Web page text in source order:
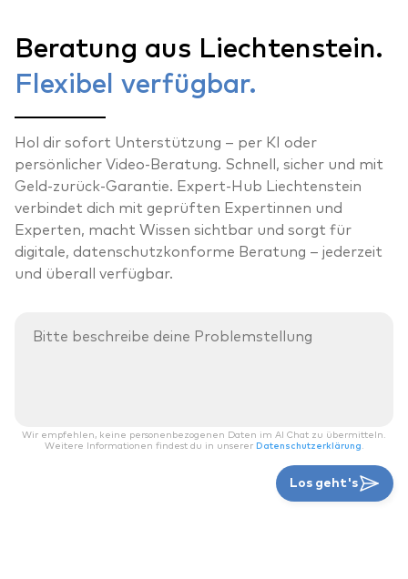
Beratung aus Liechtenstein.
Flexibel verfügbar.
Hol dir sofort Unterstützung – per KI oder
persönlicher Video-Beratung. Schnell, sicher und mit
Geld-zurück-Garantie. Expert-Hub Liechtenstein
verbindet dich mit geprüften Expertinnen und
Experten, macht Wissen sichtbar und sorgt für
digitale, datenschutzkonforme Beratung – jederzeit
und überall verfügbar.
Wir empfehlen, keine personenbezogenen Daten im AI Chat zu übermitteln.
Weitere Informationen findest du in unserer Datenschutzerklärung .
Los geht's